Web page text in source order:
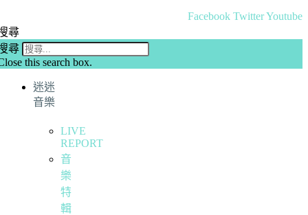
Facebook TwitterYoutube
尋
尋
this search box.
迷迷
音樂
LIVE
REPORT
音
樂
特
輯